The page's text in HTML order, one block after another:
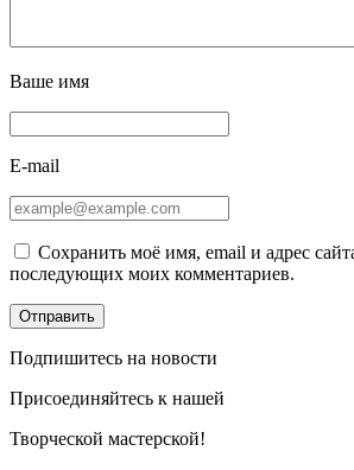
Ваше имя
E-mail
Сохранить моё имя, email и адрес
последующих моих комментариев.
Подпишитесь на новости
Присоединяйтесь к нашей
Творческой мастерской!